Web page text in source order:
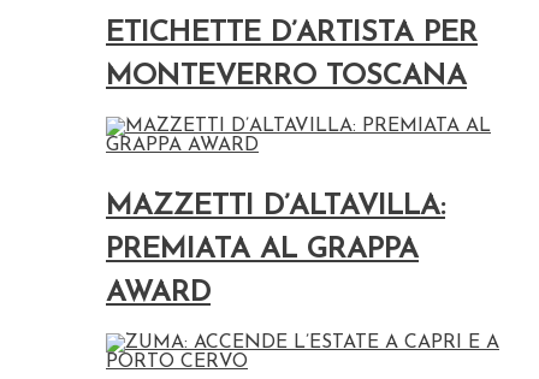
ETICHETTE D’ARTISTA PER
MONTEVERRO TOSCANA
MAZZETTI D’ALTAVILLA:
PREMIATA AL GRAPPA
AWARD